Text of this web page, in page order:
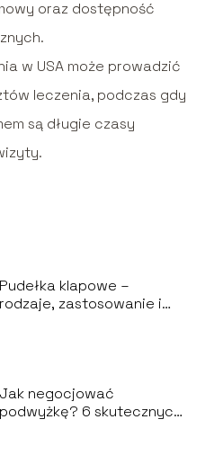
oraz dostępność
w USA może prowadzić
leczenia, podczas gdy
są długie czasy
Pudełka klapowe –
rodzaje, zastosowanie i
Jak negocjować
podwyżkę? 6 skutecznych